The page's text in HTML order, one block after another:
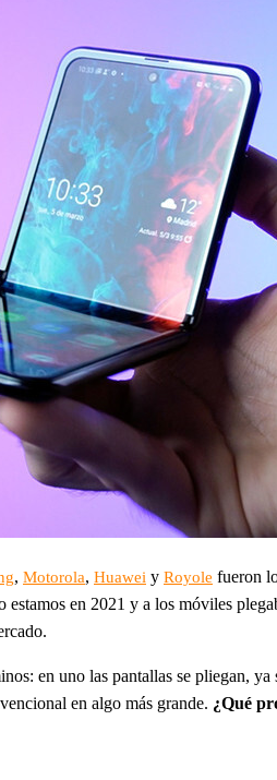
, Motorola, Huawei y Royole fueron
en 2021 y a los móviles
en uno las pantallas se pliegan,
en algo más grande. ¿Qué